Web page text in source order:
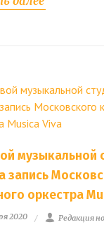
музыкальной
запись
оркестра
2020 Редакция